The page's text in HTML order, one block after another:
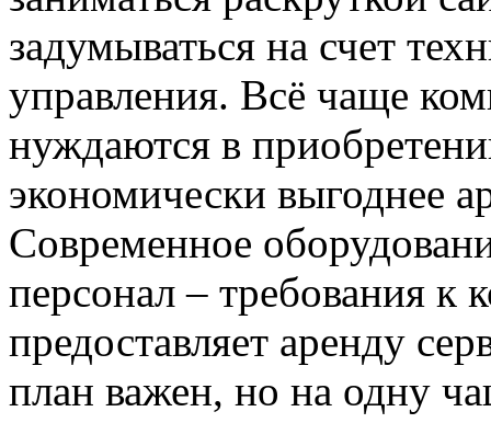
задумываться на счет
управления. Всё чаще
нуждаются в
экономически выгоднее
Современное
персонал – требования к
предоставляет аренду
план важен, но на одну